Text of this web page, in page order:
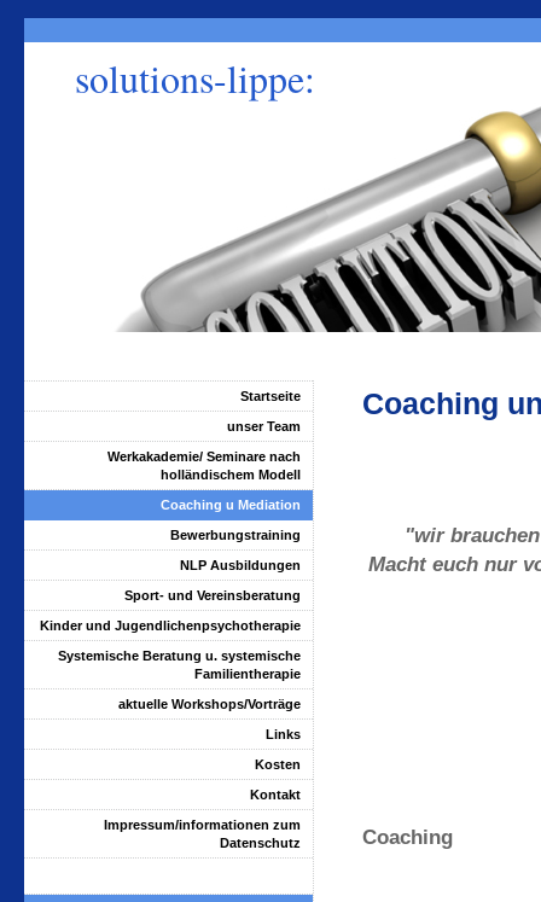
solutions-lippe:
in
Coaching
"wir
Macht euch nur
Coaching
Startseite
unser Team
Werkakademie/ Seminare nach
holländischem Modell
Coaching u Mediation
Bewerbungstraining
NLP Ausbildungen
Sport- und Vereinsberatung
Kinder und Jugendlichenpsychotherapie
Systemische Beratung u. systemische
Familientherapie
aktuelle Workshops/Vorträge
Links
Kosten
Kontakt
Impressum/informationen zum
Datenschutz